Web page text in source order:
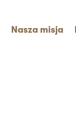
Nasza misja